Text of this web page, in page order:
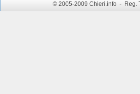
© 2005-2009 Chieri.info - Reg.